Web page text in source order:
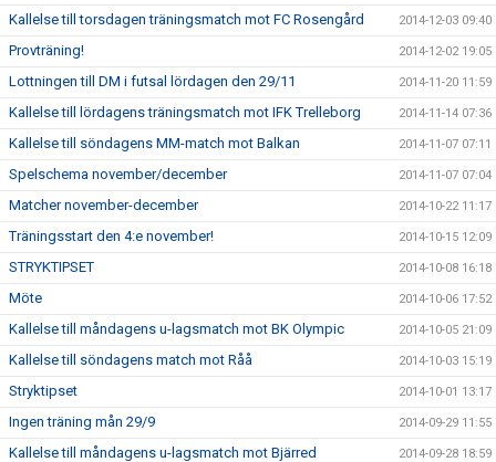
Kallelse till torsdagen träningsmatch mot FC Rosengård 2014-12-03 09:40
Provträning! 2014-12-02 19:05
Lottningen till DM i futsal lördagen den 29/11 2014-11-20 11:59
Kallelse till lördagens träningsmatch mot IFK Trelleborg 2014-11-14 07:36
Kallelse till söndagens MM-match mot Balkan 2014-11-07 07:11
Spelschema november/december 2014-11-07 07:04
Matcher november-december 2014-10-22 11:17
Träningsstart den 4:e november! 2014-10-15 12:09
STRYKTIPSET 2014-10-08 16:18
Möte 2014-10-06 17:52
Kallelse till måndagens u-lagsmatch mot BK Olympic 2014-10-05 21:09
Kallelse till söndagens match mot Råå 2014-10-03 15:19
Stryktipset 2014-10-01 13:17
Ingen träning mån 29/9 2014-09-29 11:55
Kallelse till måndagens u-lagsmatch mot Bjärred 2014-09-28 18:59